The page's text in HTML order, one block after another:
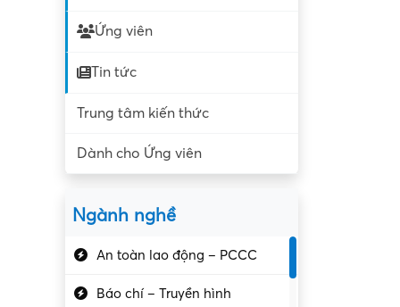
Ứng viên
Tin tức
Trung tâm kiến thức
Dành cho Ứng viên
Ngành nghề
An toàn lao động – PCCC
Báo chí – Truyền hình